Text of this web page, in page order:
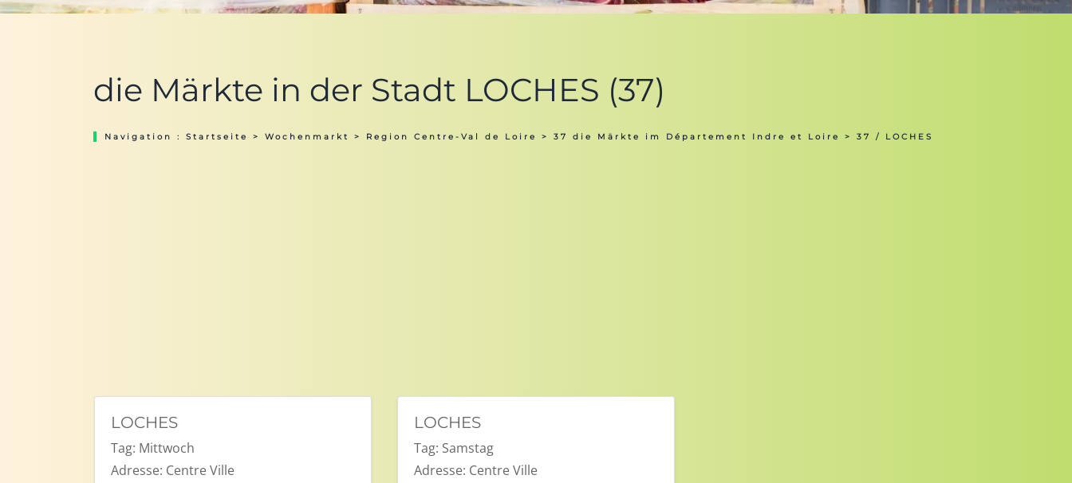
die Märkte in der Stadt LOCHES (37)
Navigation : Startseite > Wochenmarkt > Region Centre-Val de Loire > 37 die Märkte im Département Indre et Loire > 37 / LOCHES
LOCHES
Tag: Mittwoch
Adresse: Centre Ville
LOCHES
Tag: Samstag
Adresse: Centre Ville